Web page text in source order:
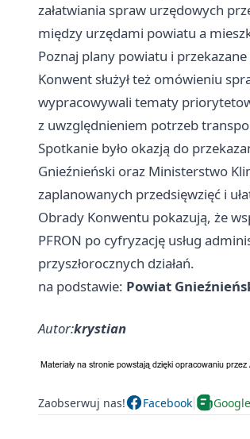
załatwiania spraw urzędowych
między urzędami powiatu a
Poznaj plany powiatu i
Konwent służył też omówieniu
wypracowywali tematy
z uwzględnieniem potrzeb
Spotkanie było okazją do
Gnieźnieński oraz Ministerstwo
zaplanowanych przedsięwzięć i
Obrady Konwentu pokazują, że
PFRON po cyfryzację usług
przyszłorocznych działań.
na podstawie: Powiat
Autor:krystian
Zaobserwuj nas! Facebook